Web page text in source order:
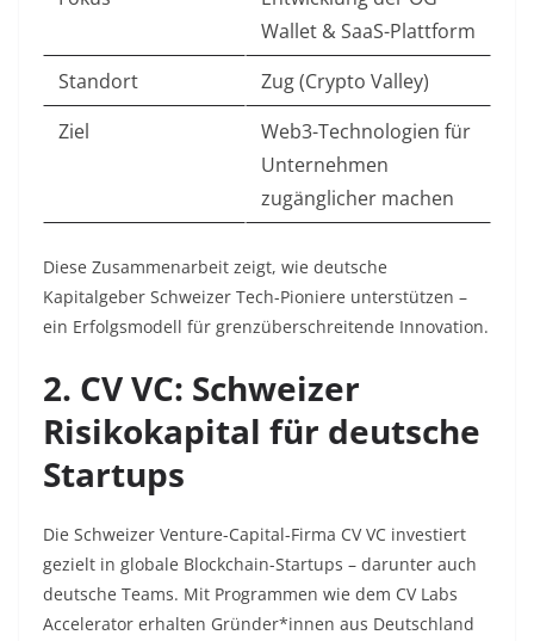
Wallet & SaaS-Plattform
Standort
Zug (Crypto Valley)
Ziel
Web3-Technologien für
Unternehmen
zugänglicher machen
Diese Zusammenarbeit zeigt, wie deutsche
Kapitalgeber Schweizer Tech-Pioniere unterstützen –
ein Erfolgsmodell für grenzüberschreitende Innovation.
2. CV VC: Schweizer
Risikokapital für deutsche
Startups
Die Schweizer Venture-Capital-Firma CV VC investiert
gezielt in globale Blockchain-Startups – darunter auch
deutsche Teams. Mit Programmen wie dem CV Labs
Accelerator erhalten Gründer*innen aus Deutschland